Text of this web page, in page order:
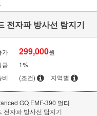
전자파 방사선 탐지기
가 299,000원
금
1%
(조건) 지역별
GQ EMF-390 멀티
전자파 방사선 탐지기